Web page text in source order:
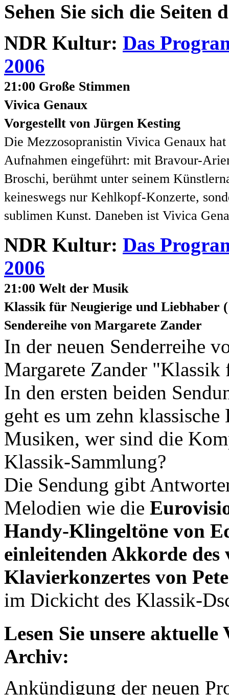
Sehen Sie sich die Seiten
NDR Kultur: Das
2006
21:00 Große Stimmen
Vivica Genaux
Vorgestellt von Jürgen Kesting
Die Mezzosopranistin Vivica Genaux
Aufnahmen eingeführt: mit Bravour-
Broschi, berühmt unter seinem
keineswegs nur Kehlkopf-Konzerte,
sublimen Kunst. Daneben ist Vivica
NDR Kultur: Das
2006
21:00 Welt der Musik
Klassik für Neugierige und Liebhaber
Sendereihe von Margarete Zander
In der neuen Senderreihe
Margarete Zander
In den ersten beiden
geht es um zehn
Musiken, wer sind die
Klassik-Sammlung?
Die Sendung gibt
Melodien wie die
Handy-Klingeltöne von
einleitenden Akkorde
Klavierkonzertes von
im Dickicht des Klassik-
Lesen Sie unsere
Archiv:
Ankündigung der neuen